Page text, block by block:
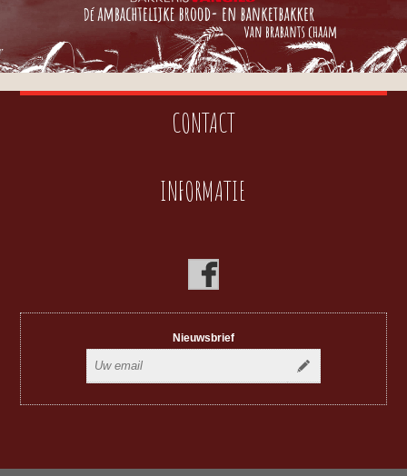
CONTACT
INFORMATIE
Nieuwsbrief